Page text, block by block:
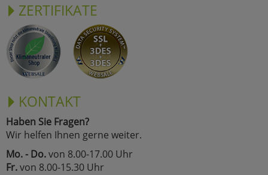
ZERTIFIKATE
KONTAKT
Haben Sie Fragen?
Wir helfen Ihnen gerne weiter.
Mo. - Do.von 8.00-17.00 Uhr
Fr.von 8.00-15.30 Uhr